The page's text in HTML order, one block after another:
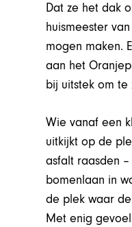
Dat ze het dak
huismeester
mogen maken.
aan het
bij uitstek om
Wie vanaf een
uitkijkt op de
asfalt raasden
bomenlaan in
de plek waar
Met enig